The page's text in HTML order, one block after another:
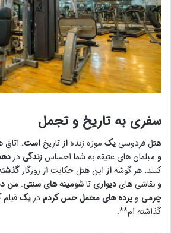
سفری بهتاریخ وتجمل
هتل فردوسییک موزه زندهازتاریخاست. اتاق
و مبلمان های عتیقهبه شما احساسزندگیدر
کنند. هر گوشهازاین هتلحکایتازروزگار
ونقاشی هایدیواریتاشومینه هایسنتی. من
چرمی وپرده هایمخملحس کردمدریکفیلم
گذاشته ام**.